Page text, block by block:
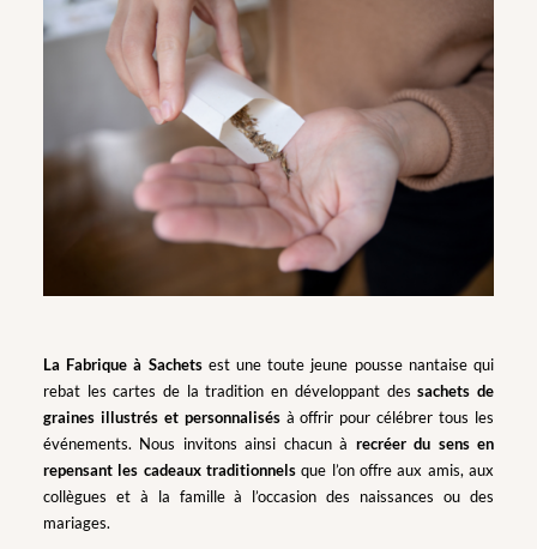
La Fabrique à Sachetsest une toute jeune pousse nantaise qui
rebat les cartes de la tradition en développant dessachets de
graines illustrés et personnalisésà offrir pour célébrer tous les
événements. Nous invitons ainsi chacun à recréer du sens en
repensant les cadeaux traditionnelsque l’on offre aux amis, aux
collègues et à la famille à l’occasion des naissances ou des
mariages.